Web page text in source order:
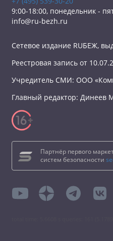
9:00-18:00, понедельник -
info@ru-bezh.ru
Сетевое издание RUБЕЖ,
Реестровая запись от
Учредитель СМИ: ООО
Главный редактор: Динеев
Партнёр первого
систем безопасности